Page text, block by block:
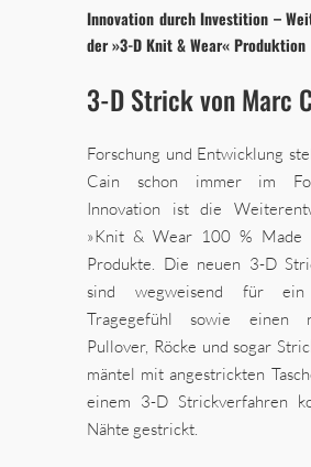
Innovation durch Investition –
der »3-D Knit & Wear« Produktion
3-D Strick von Marc
Forschung und Entwicklung
Cain schon immer im
Innovation ist die
»Knit & Wear 100 % Made
Produkte. Die neuen 3-D
sind wegweisend für ein
Tragegefühl sowie einen
Pullover, Röcke und sogar
mäntel mit angestrickten
einem 3-D Strickverfahren
Nähte gestrickt.